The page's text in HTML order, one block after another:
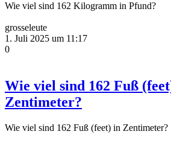
Wie viel sind 162 Kilogramm in Pfund?
grosseleute
1. Juli 2025 um 11:17
0
Wie viel sind 162 Fuß
Zentimeter?
Wie viel sind 162 Fuß (feet) in Zentimeter?